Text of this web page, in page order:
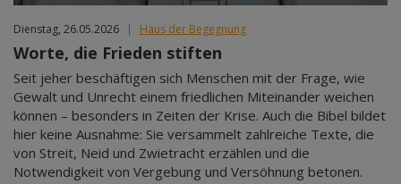
Dienstag, 26.05.2026 | Haus der Begegnung
Worte, die Frieden stiften
Seit jeher beschäftigen sich Menschen mit der Frage, wie
Gewalt und Unrecht einem friedlichen Miteinander weichen
können – besonders in Zeiten der Krise. Auch die Bibel bildet
hier keine Ausnahme: Sie versammelt zahlreiche Texte, die
von Streit, Neid und Zwietracht erzählen und die
Notwendigkeit von Vergebung und Versöhnung betonen.